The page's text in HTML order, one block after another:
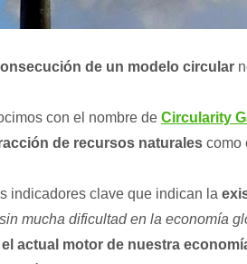
de un modelo circular
con el nombre de Circularity
de recursos naturales como
indicadores clave que indican la
mucha dificultad en la economía
el actual motor de nuestra